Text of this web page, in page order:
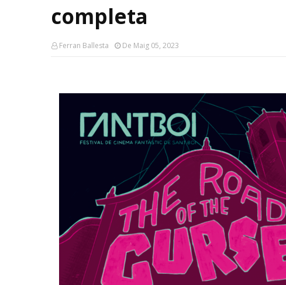
completa
Ferran Ballesta De Maig 05, 2023